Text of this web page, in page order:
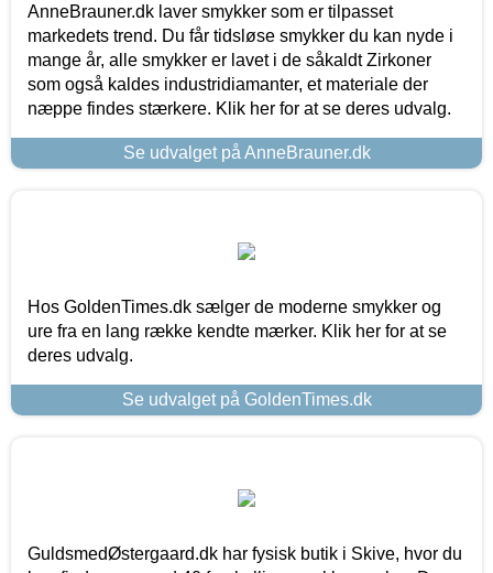
AnneBrauner.dk laver smykker som er tilpasset
markedets trend. Du får tidsløse smykker du kan nyde i
mange år, alle smykker er lavet i de såkaldt Zirkoner
som også kaldes industridiamanter, et materiale der
næppe findes stærkere. Klik her for at se deres udvalg.
Se udvalget på AnneBrauner.dk
Hos GoldenTimes.dk sælger de moderne smykker og
ure fra en lang række kendte mærker. Klik her for at se
deres udvalg.
Se udvalget på GoldenTimes.dk
GuldsmedØstergaard.dk har fysisk butik i Skive, hvor du